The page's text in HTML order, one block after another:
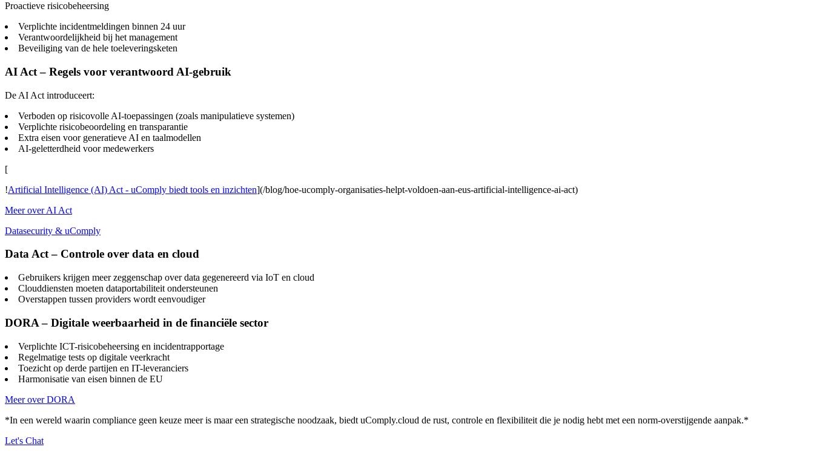
Proactieve risicobeheersing
Verplichte incidentmeldingen binnen 24 uur
Verantwoordelijkheid bij het management
Beveiliging van de hele toeleveringsketen
AI Act – Regels voor verantwoord AI-gebruik
De AI Act introduceert:
Verboden op risicovolle AI-toepassingen (zoals manipulatieve systemen)
Verplichte risicobeoordeling en transparantie
Extra eisen voor generatieve AI en taalmodellen
AI-geletterdheid voor medewerkers
[
!Artificial Intelligence (AI) Act - uComply biedt tools en inzichten](/blog/hoe-ucomply-organisaties-helpt-voldoen-aan-eus-artificial-intelligence-ai-act)
Meer over AI Act
Datasecurity & uComply
Data Act – Controle over data en cloud
Gebruikers krijgen meer zeggenschap over data gegenereerd via IoT en cloud
Clouddiensten moeten dataportabiliteit ondersteunen
Overstappen tussen providers wordt eenvoudiger
DORA – Digitale weerbaarheid in de financiële sector
Verplichte ICT-risicobeheersing en incidentrapportage
Regelmatige tests op digitale veerkracht
Toezicht op derde partijen en IT-leveranciers
Harmonisatie van eisen binnen de EU
Meer over DORA
*In een wereld waarin compliance geen keuze meer is maar een strategische noodzaak, biedt uComply.cloud de rust, controle en flexibiliteit die je nodig hebt met een norm-overstijgende aanpak.*
Let's Chat